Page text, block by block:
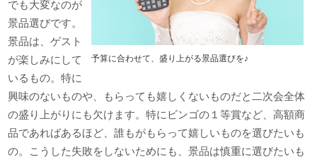
予算に合わせて、盛り上がる景品選びを♪
でも大変なのが
景品選びです。
景品は、ゲスト
が楽しみにして
いるもの。特に
興味のないものや、もらっても嬉しくないものだと二次会全体
の盛り上がりにも欠けます。特にビンゴの１等賞など、高額商
品であればあるほど、誰もがもらって嬉しいものを選びたいも
の。こうした失敗をしないためにも、景品は慎重に選びたいも